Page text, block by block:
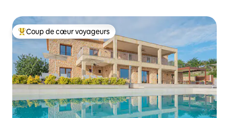
Coups de cœur voyageurs les plus appréciés
Coup de cœur voyageurs